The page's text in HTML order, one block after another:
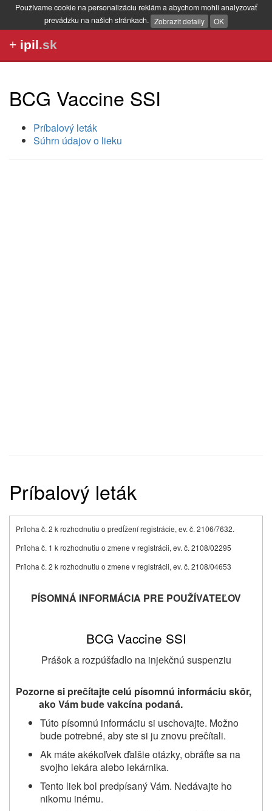
Používame cookie na personalizáciu reklám a abychom mohli analyzovať
prevádzku na našich stránkach. Zobrazit detaily OK
+ ipil.sk
BCG Vaccine SSI
Príbalový leták
Súhrn údajov o lieku
Príbalový leták
Príloha č. 2 k rozhodnutiu o predĺžení registrácie, ev. č. 2106/7632.
Príloha č. 1 k rozhodnutiu o zmene v registrácii, ev. č. 2108/02295
Príloha č. 2 k rozhodnutiu o zmene v registrácii, ev. č. 2108/04653
PÍSOMNÁ INFORMÁCIA PRE POUŽÍVATEĽOV
BCG Vaccine SSI
Prášok a rozpúšťadlo na injekčnú suspenziu
Pozorne si prečítajte celú písomnú informáciu skôr,
ako Vám bude vakcína podaná.
Túto písomnú informáciu si uschovajte. Možno
bude potrebné, aby ste si ju znovu prečítali.
Ak máte akékoľvek ďalšie otázky, obráťte sa na
svojho lekára alebo lekárnika.
Tento liek bol predpísaný Vám. Nedávajte ho
nikomu inému.